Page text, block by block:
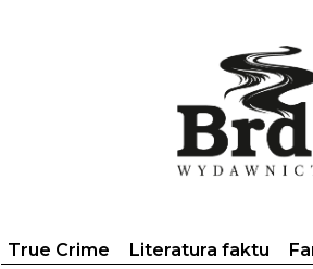
True Crime Literatura faktu